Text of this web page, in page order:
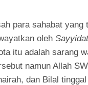
para sahabat
oleh
itu adalah sarang
namun Allah
dan Bilal